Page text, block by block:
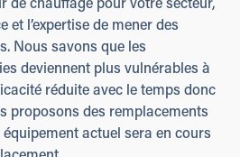
de chauffage pour votre secteur,
et l’expertise de mener des
Nous savons que les
deviennent plus vulnérables à
réduite avec le temps donc
proposons des remplacements
actuel sera en cours